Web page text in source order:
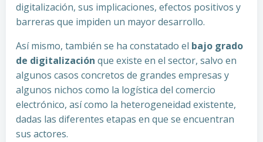
digitalización, sus implicaciones, efectos positivos y
barreras que impiden un mayor desarrollo.
Así mismo, también se ha constatado el bajo grado
de digitalización que existe en el sector, salvo en
algunos casos concretos de grandes empresas y
algunos nichos como la logística del comercio
electrónico, así como la heterogeneidad existente,
dadas las diferentes etapas en que se encuentran
sus actores.